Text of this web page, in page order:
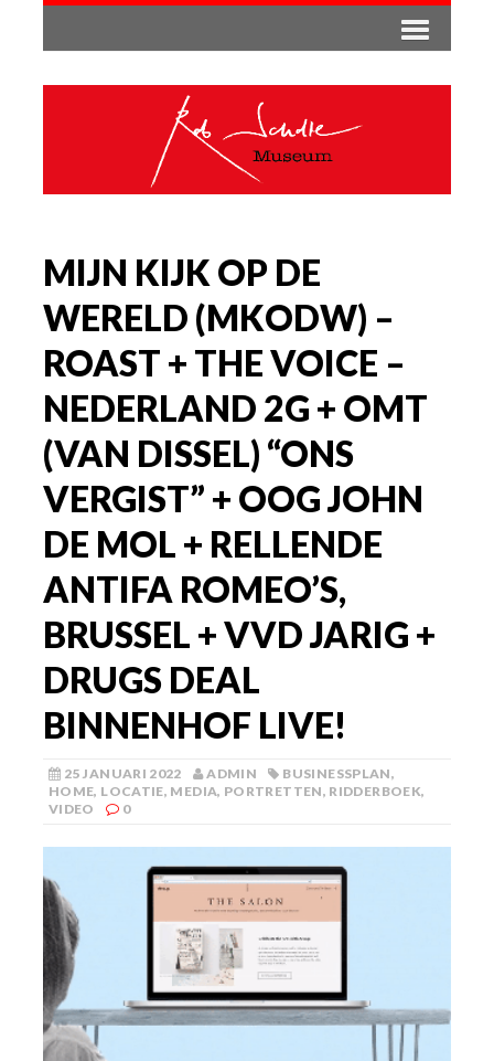
MIJN KIJK OP DE
WERELD (MKODW) –
ROAST + THE VOICE –
NEDERLAND 2G + OMT
(VAN DISSEL) “ONS
VERGIST” + OOG JOHN
DE MOL + RELLENDE
ANTIFA ROMEO’S,
BRUSSEL + VVD JARIG +
DRUGS DEAL
BINNENHOF LIVE!
25 JANUARI 2022 ADMIN BUSINESSPLAN,
HOME, LOCATIE, MEDIA, PORTRETTEN, RIDDERBOEK,
VIDEO
0